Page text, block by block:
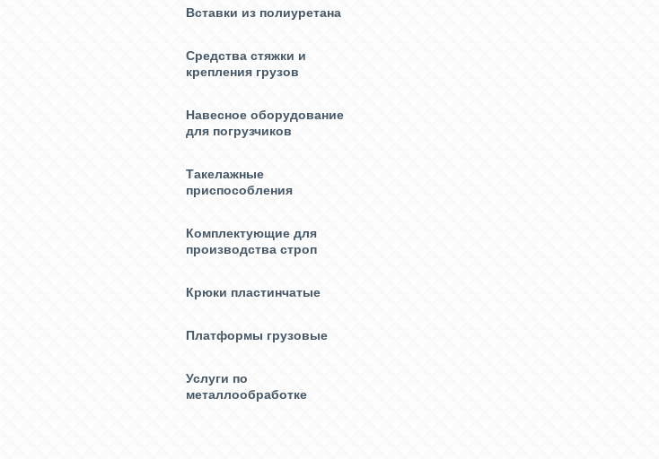
Вставки из полиуретана
Средства стяжки и
крепления грузов
Навесное оборудование
для погрузчиков
Такелажные
приспособления
Комплектующие для
производства строп
Крюки пластинчатые
Платформы грузовые
Услуги по
металлообработке